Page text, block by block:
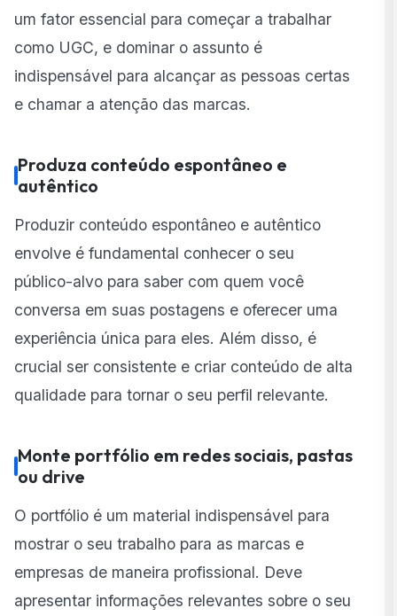
um fator essencial para começar a trabalhar
como UGC, e dominar o assunto é
indispensável para alcançar as pessoas certas
e chamar a atenção das marcas.
Produza conteúdo espontâneo e
autêntico
Produzir conteúdo espontâneo e autêntico
envolve é fundamental conhecer o seu
público-alvo para saber com quem você
conversa em suas postagens e oferecer uma
experiência única para eles. Além disso, é
crucial ser consistente e criar conteúdo de alta
qualidade para tornar o seu perfil relevante.
Monte portfólio em redes sociais, pastas
ou drive
O portfólio é um material indispensável para
mostrar o seu trabalho para as marcas e
empresas de maneira profissional. Deve
apresentar informações relevantes sobre o seu